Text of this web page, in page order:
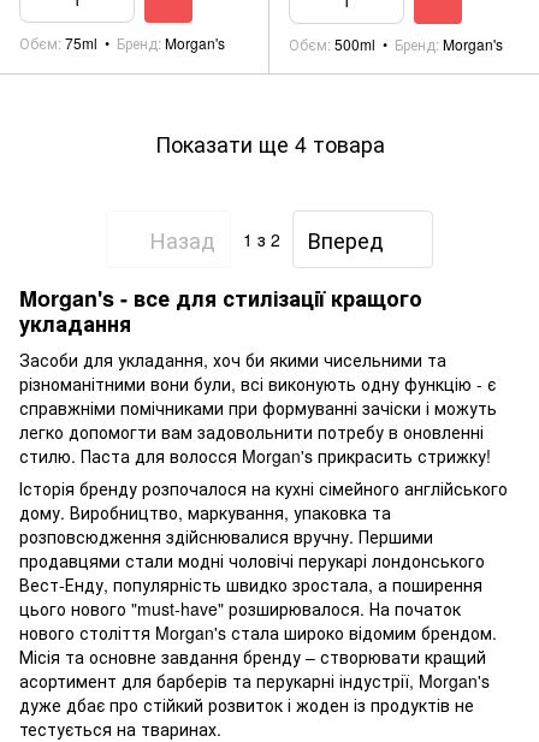
Обєм 75ml Бренд Morgan's Обєм 500ml Бренд Morgan's
Показати ще 4 товара
Назад 1 з 2
Вперед
Morgan's - все для стилізації кращого
укладання
Засоби для укладання, хоч би якими чисельними та
різноманітними вони були, всі виконують одну функцію - є
справжніми помічниками при формуванні зачіски і можуть
легко допомогти вам задовольнити потребу в оновленні
стилю. Паста для волосся Morgan's прикрасить стрижку!
Історія бренду розпочалося на кухні сімейного англійського
дому. Виробництво, маркування, упаковка та
розповсюдження здійснювалися вручну. Першими
продавцями стали модні чоловічі перукарі лондонського
Вест-Енду, популярність швидко зростала, а поширення
цього нового "must-have" розширювалося. На початок
нового століття Morgan's стала широко відомим брендом.
Місія та основне завдання бренду – створювати кращий
асортимент для барберів та перукарні індустрії, Morgan's
дуже дбає про стійкий розвиток і жоден із продуктів не
тестується на тваринах.